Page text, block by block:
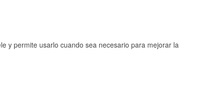
y permite usarlo cuando sea necesario para mejorar la